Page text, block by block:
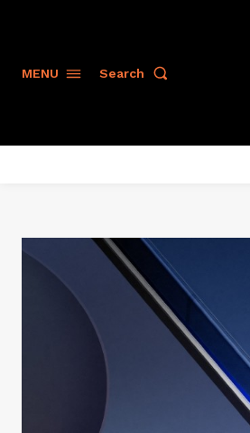
MENU Search